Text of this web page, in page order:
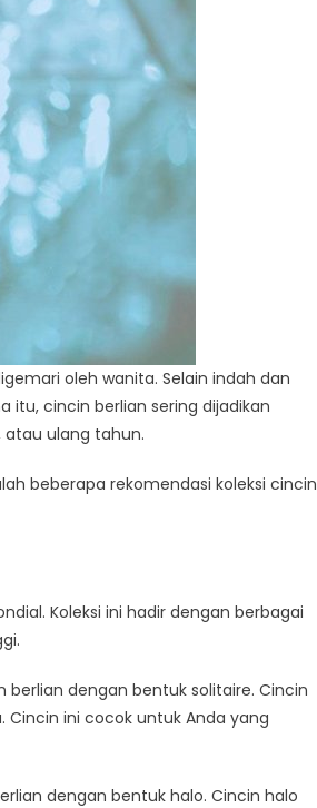
oleh wanita. Selain indah dan
itu, cincin berlian sering dijadikan
atau ulang tahun.
beberapa rekomendasi koleksi cincin
Koleksi ini hadir dengan berbagai
berlian dengan bentuk solitaire. Cincin
ini cocok untuk Anda yang
dengan bentuk halo. Cincin halo